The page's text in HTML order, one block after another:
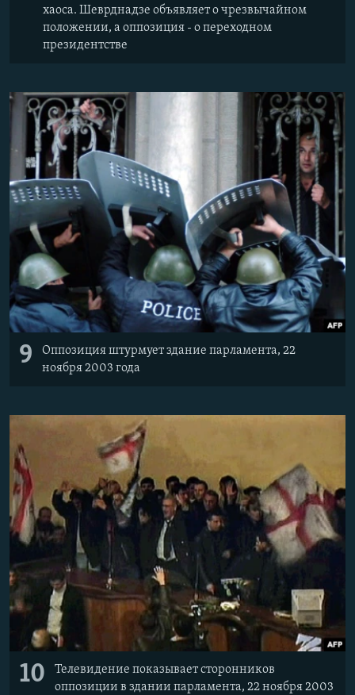
хаоса. Шеврднадзе объявляет о чрезвычайном
положении, а оппозиция - о переходном
президентстве
9
Оппозиция штурмует здание парламента, 22
ноября 2003 года
10
Телевидение показывает сторонников
оппозиции в здании парламента, 22 ноября 2003